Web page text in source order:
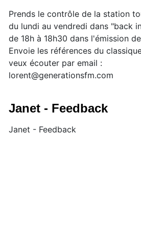
Prends le contrôle de la station
du lundi au vendredi dans "back
de 18h à 18h30 dans l'émission
Envoie les références du
veux écouter par email :
lorent@generationsfm.com
Janet - Feedback
Janet - Feedback